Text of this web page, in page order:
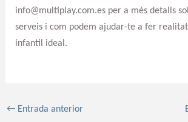
info@multiplay.com.es per a més detalls
serveis i com podem ajudar-te a fer
infantil ideal.
←Entrada anterior